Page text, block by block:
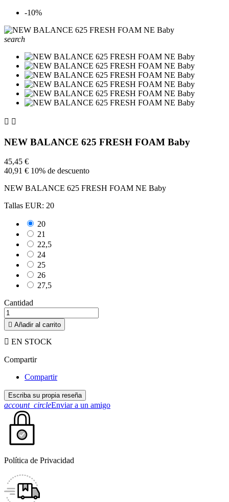
-10%
search
 
NEW BALANCE 625 FRESH FOAM Baby
45,45 €
40,91 € 10% de descuento
NEW BALANCE 625 FRESH FOAM NE Baby
Tallas EUR: 20
20
21
22,5
24
25
26
27,5
Cantidad
 Añadir al carrito
 EN STOCK
Compartir
Compartir
Escriba su propia reseña
account_circleEnviar a un amigo
Política de Privacidad